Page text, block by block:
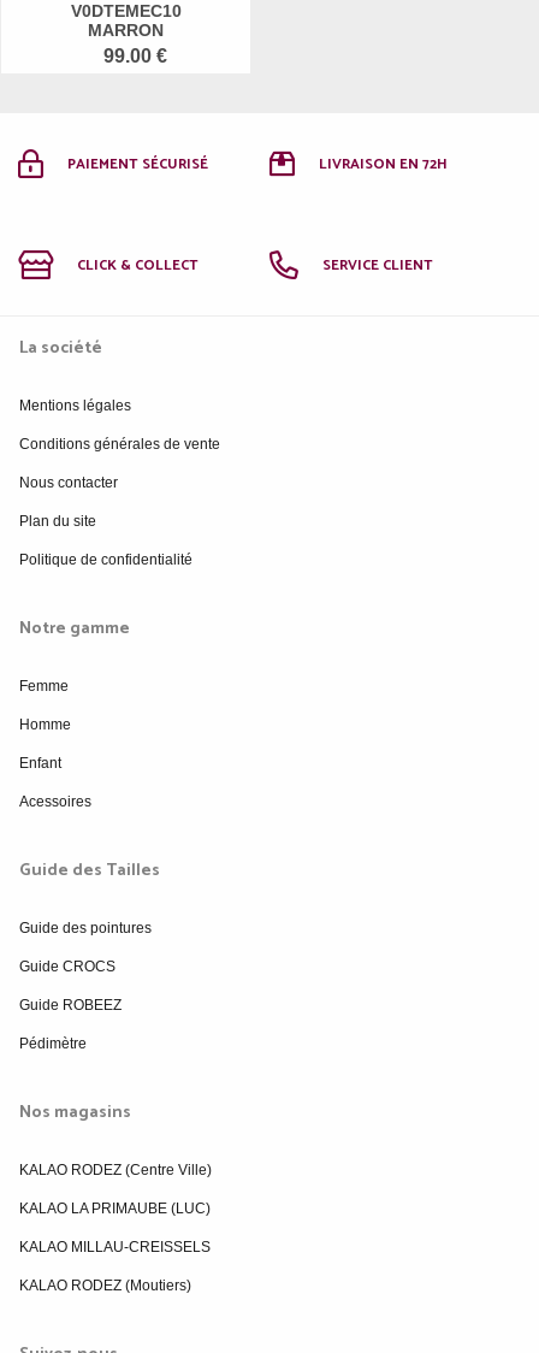
V0DTEMEC10
MARRON
99.00 €
PAIEMENT SÉCURISÉ LIVRAISON EN 72H
CLICK & COLLECT SERVICE CLIENT
La société
Mentions légales
Conditions générales de vente
Nous contacter
Plan du site
Politique de confidentialité
Notre gamme
Femme
Homme
Enfant
Acessoires
Guide des Tailles
Guide des pointures
Guide CROCS
Guide ROBEEZ
Pédimètre
Nos magasins
KALAO RODEZ (Centre Ville)
KALAO LA PRIMAUBE (LUC)
KALAO MILLAU-CREISSELS
KALAO RODEZ (Moutiers)